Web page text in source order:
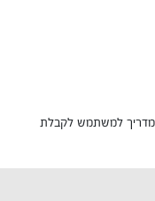
במדריך למשתמש לקבלת